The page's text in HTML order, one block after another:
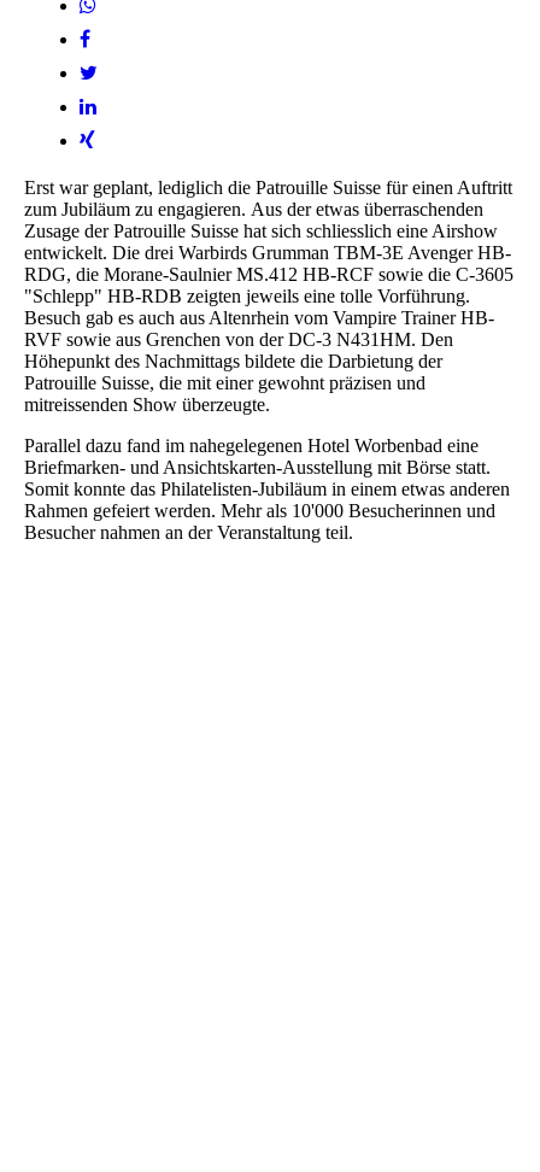
Erst war geplant, lediglich die Patrouille Suisse für einen Auftritt
zum Jubiläum zu engagieren. Aus der etwas überraschenden
Zusage der Patrouille Suisse hat sich schliesslich eine Airshow
entwickelt. Die drei Warbirds Grumman TBM-3E Avenger HB-
RDG, die Morane-Saulnier MS.412 HB-RCF sowie die C-3605
"Schlepp" HB-RDB zeigten jeweils eine tolle Vorführung.
Besuch gab es auch aus Altenrhein vom Vampire Trainer HB-
RVF sowie aus Grenchen von der DC-3 N431HM. Den
Höhepunkt des Nachmittags bildete die Darbietung der
Patrouille Suisse, die mit einer gewohnt präzisen und
mitreissenden Show überzeugte.
Parallel dazu fand im nahegelegenen Hotel Worbenbad eine
Briefmarken- und Ansichtskarten-Ausstellung mit Börse statt.
Somit konnte das Philatelisten-Jubiläum in einem etwas anderen
Rahmen gefeiert werden. Mehr als 10'000 Besucherinnen und
Besucher nahmen an der Veranstaltung teil.